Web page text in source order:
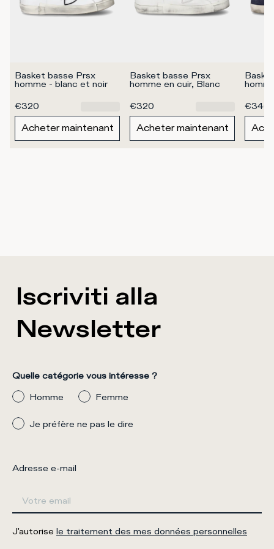
Basket basse Prsx
homme - blanc et noir
€320
Acheter maintenant
Basket basse Prsx
homme en cuir, Blanc
€320
Acheter maintenant
€340
Iscriviti alla
Newsletter
Quelle catégorie vous intéresse ?
Homme
Femme
Je préfère ne pas le dire
Adresse e-mail
J'autorise le traitement des mes données personnelles